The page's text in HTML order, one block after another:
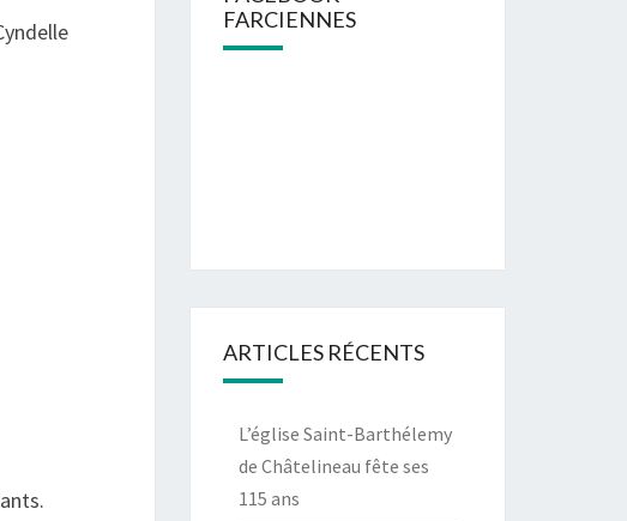
FARCIENNES
ARTICLES RÉCENTS
L’église Saint-Barthélemy
de Châtelineau fête ses
115 ans